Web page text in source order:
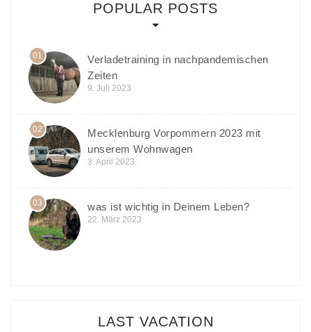
POPULAR POSTS
01
Verladetraining in nachpandemischen
Zeiten
9. Juli 2023
02
Mecklenburg Vorpommern 2023 mit
unserem Wohnwagen
3. April 2023
03 was ist wichtig in Deinem Leben?
22. März 2023
LAST VACATION